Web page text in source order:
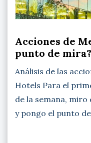
Acciones de
punto de mira?
Análisis de las
Hotels Para el
de la semana,
y pongo el punto